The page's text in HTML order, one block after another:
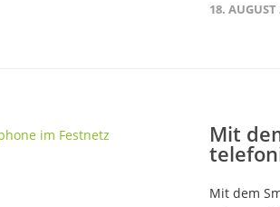
18. AUGUST
Mit
Mit dem